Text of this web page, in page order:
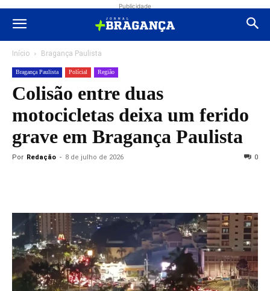
Publicidade
Início Bragança Paulista
Bragança Paulista Polícial Região
Colisão entre duas
motocicletas deixa um ferido
grave em Bragança Paulista
Por Redação - 8 de julho de 2026 0